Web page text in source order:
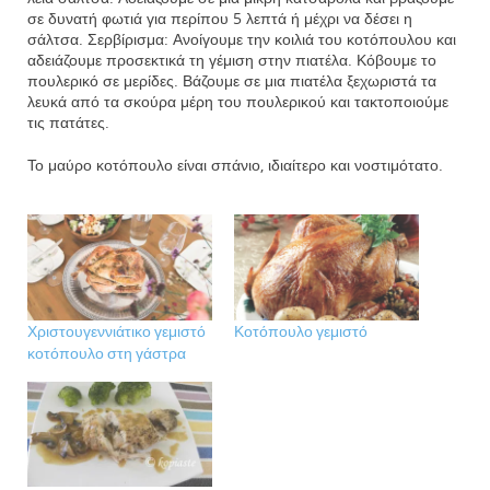
σε δυνατή φωτιά για περίπου 5 λεπτά ή μέχρι να δέσει η
σάλτσα. Σερβίρισμα: Ανοίγουμε την κοιλιά του κοτόπουλου και
αδειάζουμε προσεκτικά τη γέμιση στην πιατέλα. Κόβουμε το
πουλερικό σε μερίδες. Βάζουμε σε μια πιατέλα ξεχωριστά τα
λευκά από τα σκούρα μέρη του πουλερικού και τακτοποιούμε
τις πατάτες.
Το μαύρο κοτόπουλο είναι σπάνιο, ιδιαίτερο και νοστιμότατο.
Χριστουγεννιάτικο γεμιστό
κοτόπουλο στη γάστρα
Κοτόπουλο γεμιστό